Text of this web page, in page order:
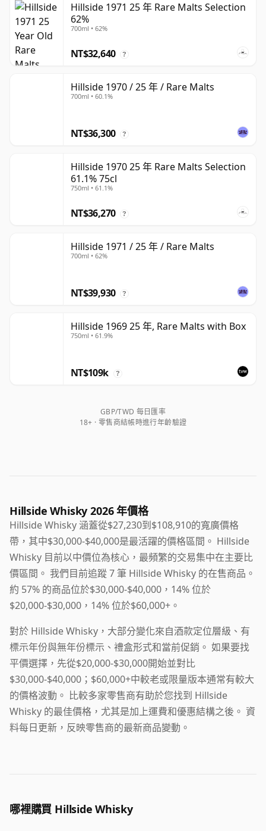
Hillside 1971 25 年 Rare Malts Selection
62%
700ml • 62%
NT$32,640 ?
Hillside 1970 / 25 年 / Rare Malts
700ml • 60.1%
NT$36,300 ?
Hillside 1970 25 年 Rare Malts Selection
61.1% 75cl
750ml • 61.1%
NT$36,270 ?
Hillside 1971 / 25 年 / Rare Malts
700ml • 62%
NT$39,930 ?
Hillside 1969 25 年, Rare Malts with Box
750ml • 61.9%
NT$109k ?
GBP/TWD 每日匯率
18+ · 零售商結帳時進行年齡驗證
Hillside Whisky 2026 年價格
Hillside Whisky 涵蓋從$27,230到$108,910的寬廣價格
帶，其中$30,000-$40,000是最活躍的價格區間。 Hillside
Whisky 目前以中價位為核心，最頻繁的交易集中在主要比
價區間。 我們目前追蹤 7 筆 Hillside Whisky 的在售商品。
約 57% 的商品位於$30,000-$40,000，14% 位於
$20,000-$30,000，14% 位於$60,000+。
對於 Hillside Whisky，大部分變化來自酒款定位層級、有
標示年份與無年份標示、禮盒形式和當前促銷。 如果要找
平價選擇，先從$20,000-$30,000開始並對比
$30,000-$40,000；$60,000+中較老或限量版本通常有較大
的價格波動。 比較多家零售商有助於您找到 Hillside
Whisky 的最佳價格，尤其是加上運費和優惠結構之後。 資
料每日更新，反映零售商的最新商品變動。
哪裡購買 Hillside Whisky